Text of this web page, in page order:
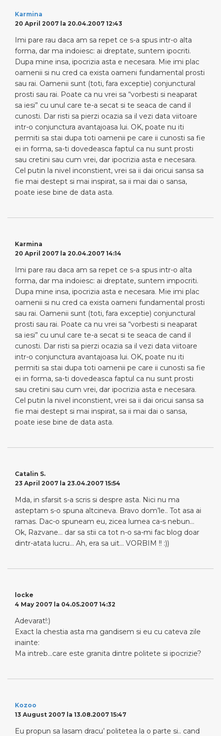
Karmina
20 April 2007 la 20.04.2007 12:43
Imi pare rau daca am sa repet ce s-a spus intr-o alta
forma, dar ma indoiesc: ai dreptate, suntem ipocriti.
Dupa mine insa, ipocrizia asta e necesara. Mie imi plac
oamenii si nu cred ca exista oameni fundamental prosti
sau rai. Oamenii sunt (toti, fara exceptie) conjunctural
prosti sau rai. Poate ca nu vrei sa “vorbesti si neaparat
sa iesi” cu unul care te-a secat si te seaca de cand il
cunosti. Dar risti sa pierzi ocazia sa il vezi data viitoare
intr-o conjunctura avantajoasa lui. OK, poate nu iti
permiti sa stai dupa toti oamenii pe care ii cunosti sa fie
ei in forma, sa-ti dovedeasca faptul ca nu sunt prosti
sau cretini sau cum vrei, dar ipocrizia asta e necesara.
Cel putin la nivel inconstient, vrei sa ii dai oricui sansa sa
fie mai destept si mai inspirat, sa ii mai dai o sansa,
poate iese bine de data asta.
Karmina
20 April 2007 la 20.04.2007 14:14
Imi pare rau daca am sa repet ce s-a spus intr-o alta
forma, dar ma indoiesc: ai dreptate, suntem impocriti.
Dupa mine insa, ipocrizia asta e necesara. Mie imi plac
oamenii si nu cred ca exista oameni fundamental prosti
sau rai. Oamenii sunt (toti, fara exceptie) conjunctural
prosti sau rai. Poate ca nu vrei sa “vorbesti si neaparat
sa iesi” cu unul care te-a secat si te seaca de cand il
cunosti. Dar risti sa pierzi ocazia sa il vezi data viitoare
intr-o conjunctura avantajoasa lui. OK, poate nu iti
permiti sa stai dupa toti oamenii pe care ii cunosti sa fie
ei in forma, sa-ti dovedeasca faptul ca nu sunt prosti
sau cretini sau cum vrei, dar ipocrizia asta e necesara.
Cel putin la nivel inconstient, vrei sa ii dai oricui sansa sa
fie mai destept si mai inspirat, sa ii mai dai o sansa,
poate iese bine de data asta.
Catalin S.
23 April 2007 la 23.04.2007 15:54
Mda, in sfarsit s-a scris si despre asta. Nici nu ma
asteptam s-o spuna altcineva. Bravo dom’le.. Tot asa ai
ramas. Dac-o spuneam eu, zicea lumea ca-s nebun…
Ok, Razvane… dar sa stii ca tot n-o sa-mi fac blog doar
dintr-atata lucru… Ah, era sa uit… VORBIM !! :))
locke
4 May 2007 la 04.05.2007 14:32
Adevarat!:)
Exact la chestia asta ma gandisem si eu cu cateva zile
inainte:
Ma intreb…care este granita dintre politete si ipocrizie?
Kozoo
13 August 2007 la 13.08.2007 15:47
Eu propun sa lasam dracu’ politetea la o parte si.. cand